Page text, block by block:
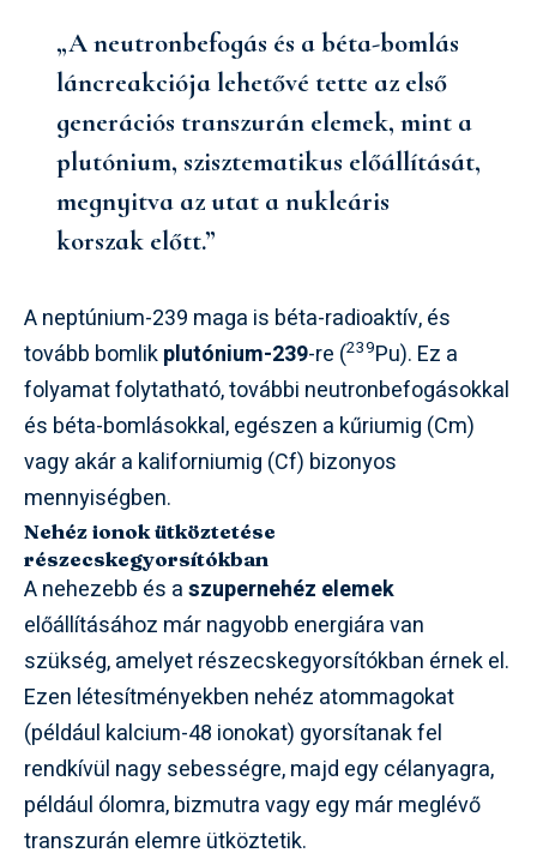
„A neutronbefogás és a béta-bomlás
láncreakciója lehetővé tette az első
generációs transzurán elemek, mint a
plutónium, szisztematikus előállítását,
megnyitva az utat a nukleáris
korszak előtt.”
A neptúnium-239 maga is béta-radioaktív, és
tovább bomlikplutónium-239-re (239Pu). Ez a
folyamat folytatható, további neutronbefogásokkal
és béta-bomlásokkal, egészen a kűriumig (Cm)
vagy akár a kaliforniumig (Cf) bizonyos
mennyiségben.
Nehéz ionok ütköztetése
részecskegyorsítókban
A nehezebb és aszupernehéz elemek
előállításához már nagyobb energiára van
szükség, amelyet részecskegyorsítókban érnek el.
Ezen létesítményekben nehéz atommagokat
(például kalcium-48 ionokat) gyorsítanak fel
rendkívül nagy sebességre, majd egy célanyagra,
például ólomra, bizmutra vagy egy már meglévő
transzurán elemre ütköztetik.